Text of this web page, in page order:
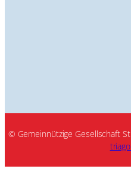
© Gemeinnützige Gesellschaft